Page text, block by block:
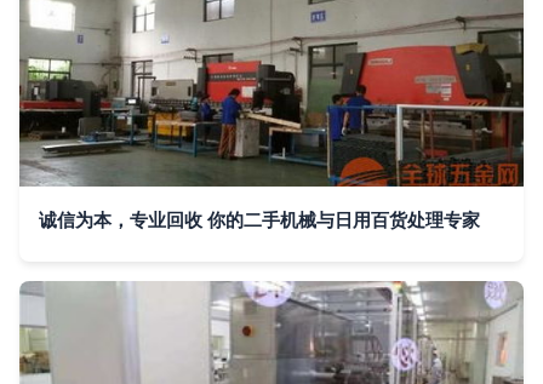
诚信为本，专业回收 你的二手机械与日用百货处理专家